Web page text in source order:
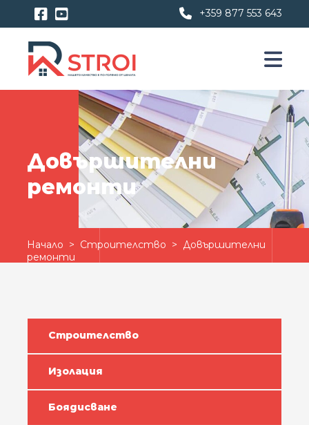
+359 877 553 643
Довършителни
ремонти
Начало > Строителство > Довършителни
ремонти
Строителство
Изолация
Боядисване